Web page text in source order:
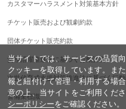
カスタマーハラスメント対策基本方針
チケット販売および観劇約款
団体チケット販売約款
女性活躍推進法に基づく行動計画
次世代育成支援対策推進法に基づく行
警備業標識
当サイトでは、サービスの品質
クッキーを取得しています。ま
報と紐付けて管理・利用する場
意の上、当サイトをご利用くだ
シーポリシーをご確認ください。